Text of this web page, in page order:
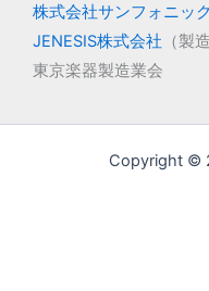
株式会社サンフォニッ
JENESIS株式会社 （製
東京楽器製造業会
Copyright ©